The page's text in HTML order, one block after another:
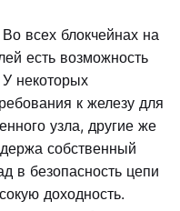
Во всех блокчейнах на
есть возможность
У некоторых
к железу для
узла, другие же
собственный
в безопасность цепи
доходность.